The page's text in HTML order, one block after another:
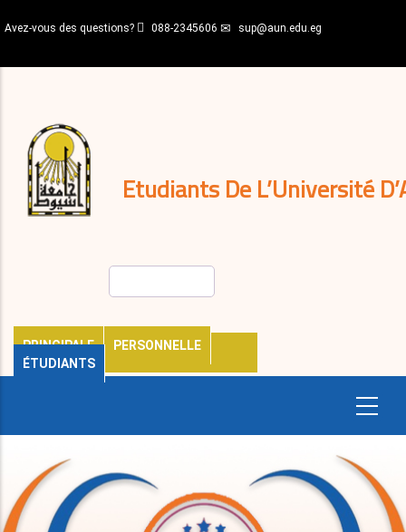
au
principal
Avez-vous des questions? 088-2345606 sup@aun.edu.eg
Etudiants De L’Université
PRINCIPALE
PERSONNELLE
ÉTUDIANTS
décisions
Expatriés
Journal